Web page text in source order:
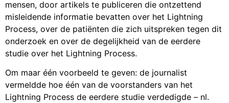
mensen, door artikels te publiceren die ontzettend
misleidende informatie bevatten over het Lightning
Process, over de patiënten die zich uitspreken tegen dit
onderzoek en over de degelijkheid van de eerdere
studie over het Lightning Process.
Om maar één voorbeeld te geven: de journalist
vermeldde hoe één van de voorstanders van het
Lightning Process de eerdere studie verdedigde – nl.